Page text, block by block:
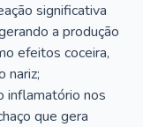
significativa
a produção
efeitos coceira,
nariz;
inflamatório nos
que gera